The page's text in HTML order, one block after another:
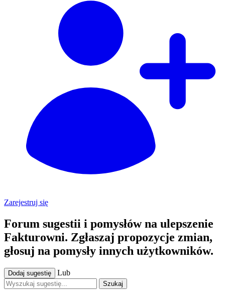
Zarejestruj się
Forum sugestii i pomysłów na ulepszenie
Fakturowni. Zgłaszaj propozycje zmian,
głosuj na pomysły innych użytkowników.
Dodaj sugestię Lub
Szukaj